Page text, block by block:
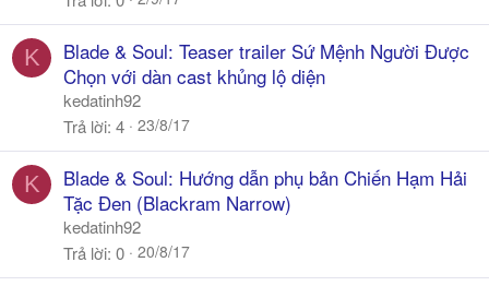
K
Blade & Soul: Teaser trailer Sứ Mệnh Người Được
Chọn với dàn cast khủng lộ diện
kedatinh92
Trả lời 4 23/8/17
K
Blade & Soul: Hướng dẫn phụ bản Chiến Hạm Hải
Tặc Đen (Blackram Narrow)
kedatinh92
Trả lời 0 20/8/17